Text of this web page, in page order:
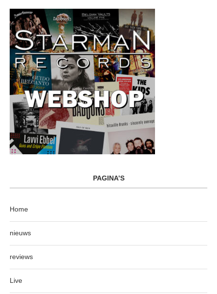
PAGINA’S
Home
nieuws
reviews
Live